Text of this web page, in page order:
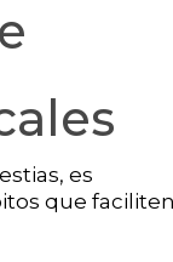
es
que